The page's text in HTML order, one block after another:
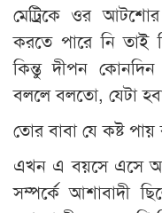
মেট্রিকে ওর আটশোর
করতে পারে নি তাই
কিন্তু দীপন কোনদিন
বললে বলতো, যেটা
তোর বাবা যে কষ্ট
এখন এ বয়সে এসে
সম্পর্কে আশাবাদী